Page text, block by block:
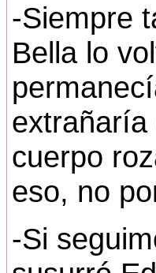
-Siempre
Bella lo
extrañaría
cuerpo
eso, no
-Si